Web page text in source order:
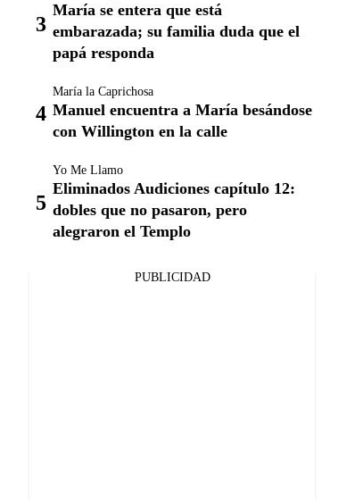
María se entera que está
embarazada; su familia duda que el
papá responda
María la Caprichosa
Manuel encuentra a María besándose
con Willington en la calle
Yo Me Llamo
Eliminados Audiciones capítulo 12:
dobles que no pasaron, pero
alegraron el Templo
PUBLICIDAD